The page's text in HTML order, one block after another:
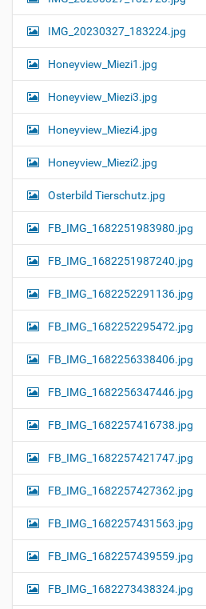
IMG_20230327_183224.jpg
Honeyview_Miezi1.jpg
Honeyview_Miezi3.jpg
Honeyview_Miezi4.jpg
Honeyview_Miezi2.jpg
Osterbild Tierschutz.jpg
FB_IMG_1682251983980.jpg
FB_IMG_1682251987240.jpg
FB_IMG_1682252291136.jpg
FB_IMG_1682252295472.jpg
FB_IMG_1682256338406.jpg
FB_IMG_1682256347446.jpg
FB_IMG_1682257416738.jpg
FB_IMG_1682257421747.jpg
FB_IMG_1682257427362.jpg
FB_IMG_1682257431563.jpg
FB_IMG_1682257439559.jpg
FB_IMG_1682273438324.jpg